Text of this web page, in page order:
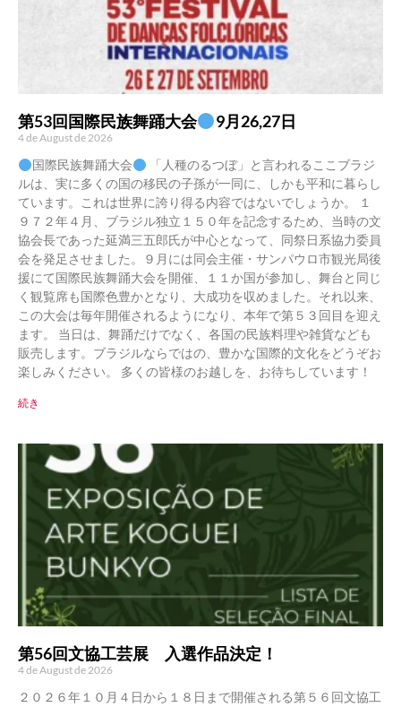
第53回国際民族舞踊大会 9月26,27日
4 de August de 2026
国際民族舞踊大会
「人種のるつぼ」と言われるここブラジ
ルは、実に多くの国の移民の子孫が一同に、しかも平和に暮らし
ています。これは世界に誇り得る内容ではないでしょうか。 １
９７２年４月、ブラジル独立１５０年を記念するため、当時の文
協会長であった延満三五郎氏が中心となって、同祭日系協力委員
会を発足させました。９月には同会主催・サンパウロ市観光局後
援にて国際民族舞踊大会を開催、１１か国が参加し、舞台と同じ
く観覧席も国際色豊かとなり、大成功を収めました。それ以来、
この大会は毎年開催されるようになり、本年で第５３回目を迎え
ます。 当日は、舞踊だけでなく、各国の民族料理や雑貨なども
販売します。ブラジルならではの、豊かな国際的文化をどうぞお
楽しみください。 多くの皆様のお越しを、お待ちしています！
続き
第56回文協工芸展 入選作品決定！
4 de August de 2026
２０２６年１０月４日から１８日まで開催される第５６回文協工